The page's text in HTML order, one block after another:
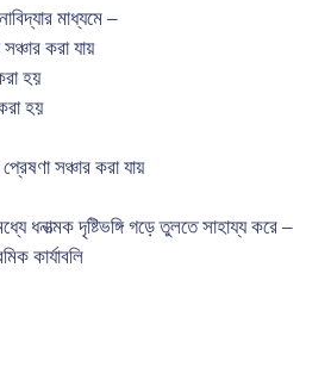
মাধ্যমে –
করা যায়
হয়
হয়
সঞ্চার করা যায়
ধনাত্মক দৃষ্টিভঙ্গি গড়ে তুলতে সাহায্য করে –
কার্যাবলি